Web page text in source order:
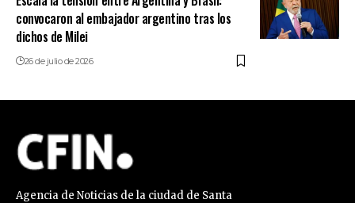
convocaron al embajador argentino tras los
dichos de Milei
26 de julio de 2026
Agencia de Noticias de la ciudad de Santa